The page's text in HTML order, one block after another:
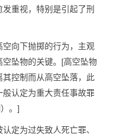
重视，特别是引起了刑
向下抛掷的行为，主观
空坠物的关键。[高空坠物
控制而从高空坠落，此
认定为重大责任事故罪
。]
定为过失致人死亡罪、